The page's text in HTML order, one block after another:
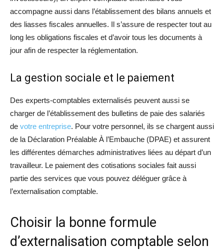
accompagne aussi dans l’établissement des bilans annuels et
des liasses fiscales annuelles. Il s’assure de respecter tout au
long les obligations fiscales et d’avoir tous les documents à
jour afin de respecter la réglementation.
La gestion sociale et le paiement
Des experts-comptables externalisés peuvent aussi se
charger de l’établissement des bulletins de paie des salariés
de votre entreprise. Pour votre personnel, ils se chargent aussi
de la Déclaration Préalable À l’Embauche (DPAE) et assurent
les différentes démarches administratives liées au départ d’un
travailleur. Le paiement des cotisations sociales fait aussi
partie des services que vous pouvez déléguer grâce à
l’externalisation comptable.
Choisir la bonne formule
d’externalisation comptable selon